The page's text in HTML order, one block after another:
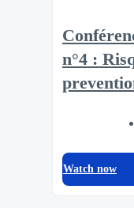
n°4 :
Watch now